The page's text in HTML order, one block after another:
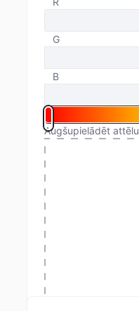
G
B
Augšupielādēt attēlu